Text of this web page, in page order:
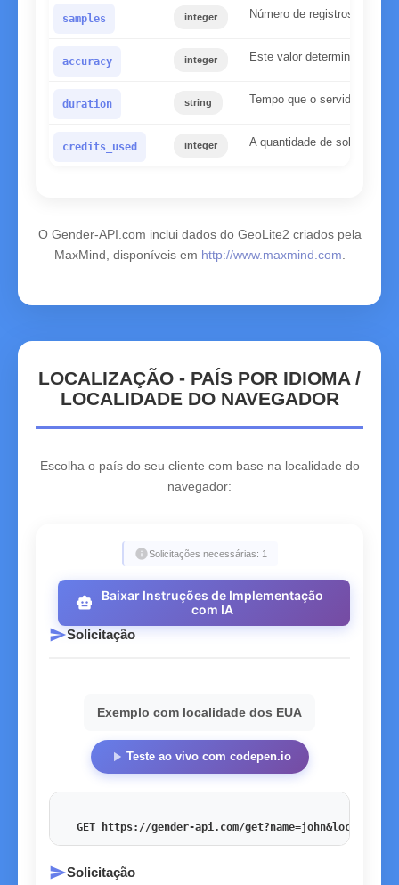
samples integer Número de registros
accuracy integer Este valor determina a
duration string Tempo que o servidor
credits_used integer A quantidade de
O Gender-API.com inclui dados do GeoLite2 criados pela
MaxMind, disponíveis em http://www.maxmind.com
LOCALIZAÇÃO - PAÍS POR IDIOMA /
LOCALIDADE DO NAVEGADOR
Escolha o país do seu cliente com base na localidade do
navegador:
infoSolicitações necessárias: 1
smart_toy
Baixar Instruções de Implementação
com IA
sendSolicitação
Exemplo com localidade dos EUA
play_arrow Teste ao vivo com codepen.io
GET https://gender-api.com/
sendSolicitação